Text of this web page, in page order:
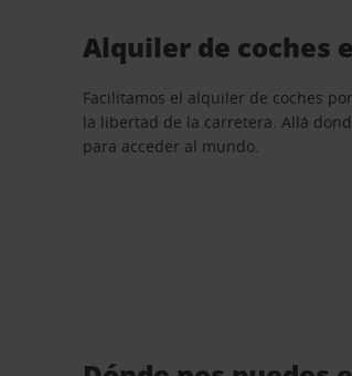
Alquiler de coches
Facilitamos el alquiler de coches
la libertad de la carretera. Allá
para acceder al mundo.